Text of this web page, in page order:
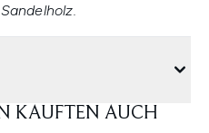
KAUFTEN AUCH